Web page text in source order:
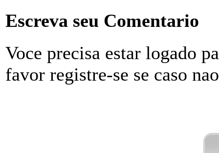
Escreva seu Comentario
Voce precisa estar logado
favor registre-se se caso